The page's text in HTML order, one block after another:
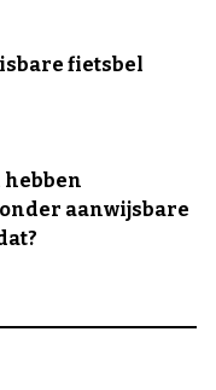
fietsbel
hebben
aanwijsbare